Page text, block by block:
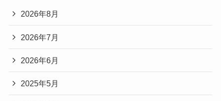
2026年8月
2026年7月
2026年6月
2025年5月